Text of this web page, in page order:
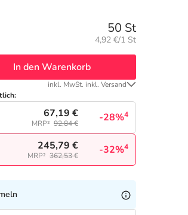
50 St
Grundpreis:
4,92 €/1 St
In den Warenkorb
inkl. MwSt. inkl. Versand
67,19 €
MRP² 92,84 € -28%4
245,79 €
MRP² 362,53 € -32%4